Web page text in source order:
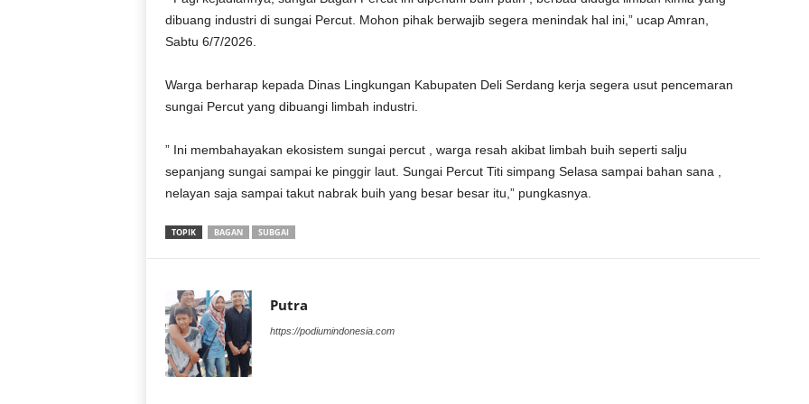
dibuang industri di sungai Percut. Mohon pihak berwajib segera menindak hal ini,” ucap Amran,
Sabtu 6/7/2026.
Warga berharap kepada Dinas Lingkungan Kabupaten Deli Serdang kerja segera usut pencemaran
sungai Percut yang dibuangi limbah industri.
” Ini membahayakan ekosistem sungai percut , warga resah akibat limbah buih seperti salju
sepanjang sungai sampai ke pinggir laut. Sungai Percut Titi simpang Selasa sampai bahan sana ,
nelayan saja sampai takut nabrak buih yang besar besar itu,” pungkasnya.
TOPIK BAGAN SUBGAI
Putra
https://podiumindonesia.com